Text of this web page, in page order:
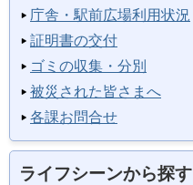
庁舎・駅前広場利用状況
証明書の交付
ゴミの収集・分別
被災された皆さまへ
各課お問合せ
ライフシーンから探す